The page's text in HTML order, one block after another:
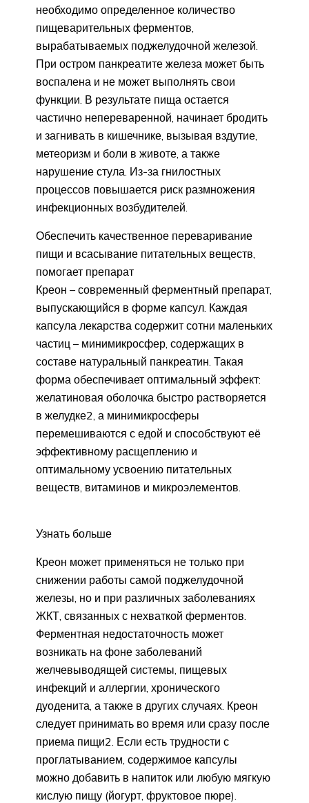
необходимо определенное количество
пищеварительных ферментов,
вырабатываемых поджелудочной железой.
При остром панкреатите железа может быть
воспалена и не может выполнять свои
функции. В результате пища остается
частично непереваренной, начинает бродить
и загнивать в кишечнике, вызывая вздутие,
метеоризм и боли в животе, а также
нарушение стула. Из-за гнилостных
процессов повышается риск размножения
инфекционных возбудителей.
Обеспечить качественное переваривание
пищи и всасывание питательных веществ,
помогает препарат
Креон – современный ферментный препарат,
выпускающийся в форме капсул. Каждая
капсула лекарства содержит сотни маленьких
частиц – минимикросфер, содержащих в
составе натуральный панкреатин. Такая
форма обеспечивает оптимальный эффект:
желатиновая оболочка быстро растворяется
в желудке2, а минимикросферы
перемешиваются с едой и способствуют её
эффективному расщеплению и
оптимальному усвоению питательных
веществ, витаминов и микроэлементов.
Узнать больше
Креон может применяться не только при
снижении работы самой поджелудочной
железы, но и при различных заболеваниях
ЖКТ, связанных с нехваткой ферментов.
Ферментная недостаточность может
возникать на фоне заболеваний
желчевыводящей системы, пищевых
инфекций и аллергии, хронического
дуоденита, а также в других случаях. Креон
следует принимать во время или сразу после
приема пищи2. Если есть трудности с
проглатыванием, содержимое капсулы
можно добавить в напиток или любую мягкую
кислую пищу (йогурт, фруктовое пюре).